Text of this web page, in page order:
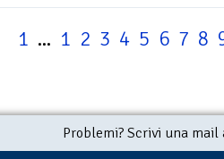
1 ... 1 2 3 4 5 6 7 8
Problemi? Scrivi una